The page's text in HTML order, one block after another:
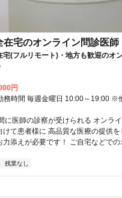
在宅のオンライン問診医師
(フルリモート)・地方も歓迎のオ
円
務時間 毎週金曜日 10:00～19:00 ※
に医師の診察が受けられる オンラ
けて患者様に 高品質な医療の提供を
力添えが必要です！ ご自宅などでの
残業なし